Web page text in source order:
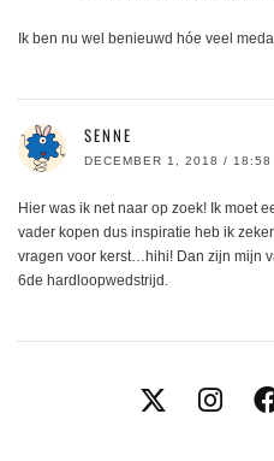
Ik ben nu wel benieuwd hóe veel
SENNE
DECEMBER 1, 2018 / 18:58
Hier was ik net naar op zoek! Ik moet
vader kopen dus inspiratie heb ik
vragen voor kerst…hihi! Dan zijn mijn
6de hardloopwedstrijd.